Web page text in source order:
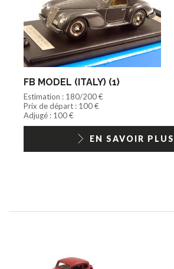
FB MODEL (ITALY) (1)
Estimation : 180/200 €
Prix de départ : 100 €
Adjugé : 100 €
EN SAVOIR PLUS